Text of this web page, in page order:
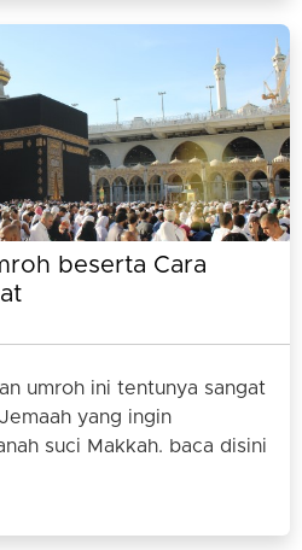
beserta Cara
umroh ini tentunya sangat
yang ingin
suci Makkah. baca disini